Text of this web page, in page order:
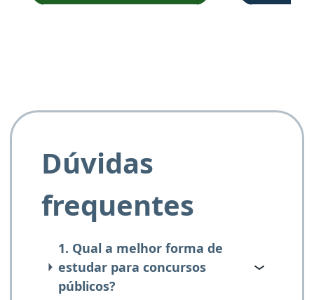
Dúvidas
frequentes
1. Qual a melhor forma de
estudar para concursos
públicos?